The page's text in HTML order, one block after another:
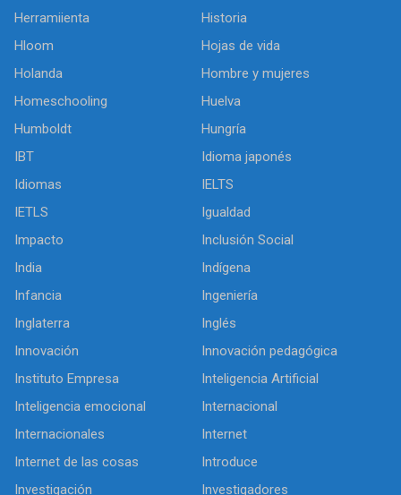
Herramiienta
Historia
Hloom
Hojas de vida
Holanda
Hombre y mujeres
Homeschooling
Huelva
Humboldt
Hungría
IBT
Idioma japonés
Idiomas
IELTS
IETLS
Igualdad
Impacto
Inclusión Social
India
Indígena
Infancia
Ingeniería
Inglaterra
Inglés
Innovación
Innovación pedagógica
Instituto Empresa
Inteligencia Artificial
Inteligencia emocional
Internacional
Internacionales
Internet
Internet de las cosas
Introduce
Investigación
Investigadores